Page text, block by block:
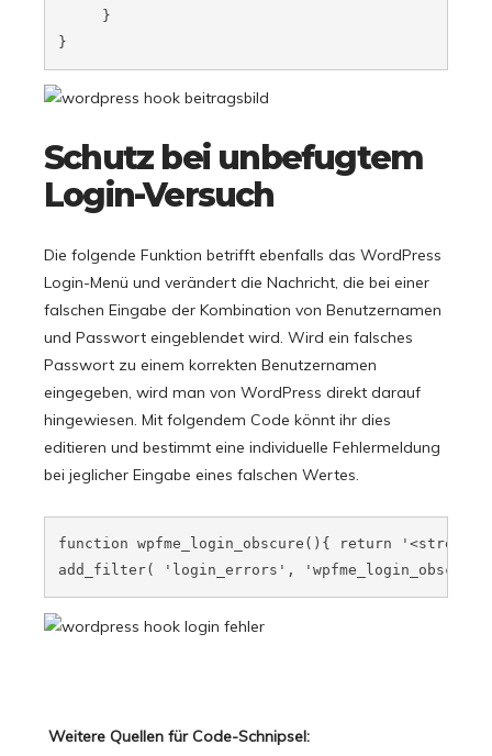
}
}
Schutz bei unbefugtem
Login-Versuch
Die folgende Funktion betrifft ebenfalls das WordPress
Login-Menü und verändert die Nachricht, die bei einer
falschen Eingabe der Kombination von Benutzernamen
und Passwort eingeblendet wird. Wird ein falsches
Passwort zu einem korrekten Benutzernamen
eingegeben, wird man von WordPress direkt darauf
hingewiesen. Mit folgendem Code könnt ihr dies
editieren und bestimmt eine individuelle Fehlermeldung
bei jeglicher Eingabe eines falschen Wertes.
function wpfme_login_obscure(){ return '<strong>
add_filter( 'login_errors',
Weitere Quellen für Code-Schnipsel: